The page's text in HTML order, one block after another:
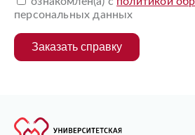
персональных данных
Заказать справку